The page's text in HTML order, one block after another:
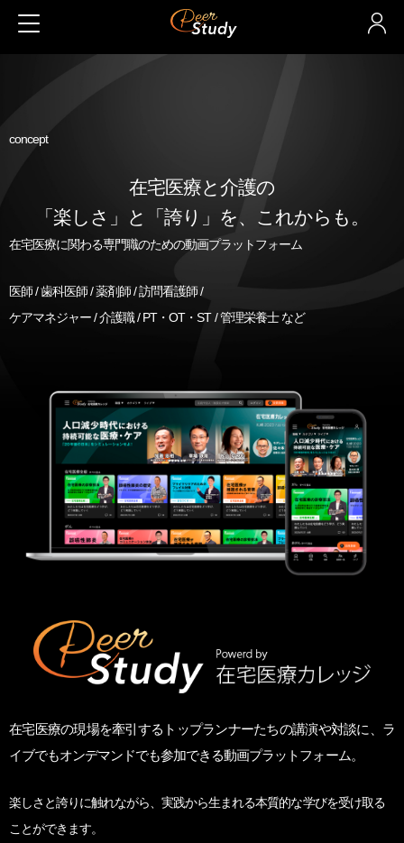
concept
在宅医療と介護の
「楽しさ」と「誇り」を、これからも。
在宅医療に関わる専門職のための動画プラットフォーム
医師 / 歯科医師 / 薬剤師 / 訪問看護師 /
ケアマネジャー / 介護職 / PT・OT・ST / 管理栄養士 など
在宅医療の現場を牽引するトップランナーたちの講演や対談に、 ラ
イブでもオンデマンドでも参加できる動画プラットフォーム。
楽しさと誇りに触れながら、実践から生まれる本質的な学びを受け取る
ことができます。